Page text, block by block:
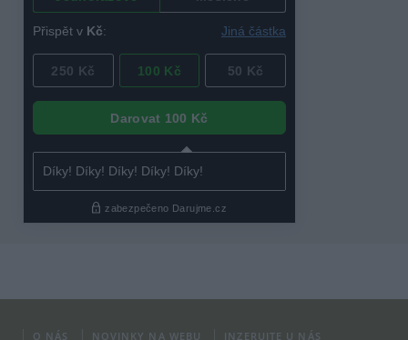
O NÁS NOVINKY NA WEBU INZERUJTE U NÁS